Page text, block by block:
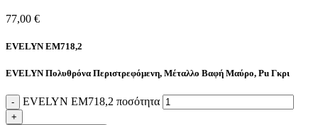
77,00 €
EVELYN EM718,2
EVELYN Πολυθρόνα Περιστρεφόμενη, Μέταλλο Βαφή Μαύρο, Pu Γκρι
EVELYN EM718,2 ποσότητα